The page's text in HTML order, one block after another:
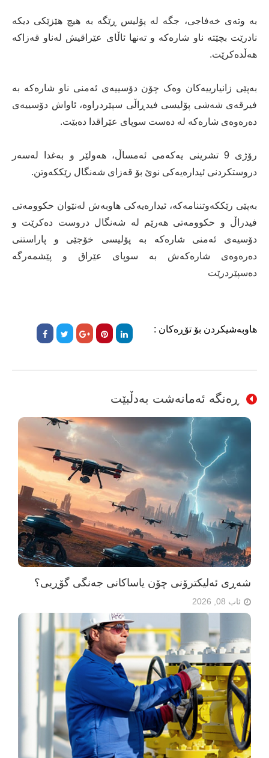
بە وتەی خەفاجی، جگە لە پۆلیس ڕێگە بە هیچ هێزێکی دیکە
نادرێت بچێتە ناو شارەکە و تەنها ئاڵای عێراقیش لەناو قەزاکە
هەڵدەکرێت.
بەپێی زانیارییەکان وەک چۆن دۆسییەی ئەمنی ناو شارەکە بە
فیرقەی شەشی پۆلیسی فیدڕاڵی سپێردراوە، ئاواش دۆسییەی
دەرەوەی شارەکە لە دەست سوپای عێراقدا دەبێت.
رۆژی 9 تشرینی یەکەمی ئەمساڵ، هەولێر و بەغدا لەسەر
دروستکردنی ئیدارەیەکی نوێ بۆ قەزای شەنگال رێککەوتن.
بەپێی رێککەوتننامەکە، ئیدارەیەکی ھاوبەش لەنێوان حکوومەتی
فیدراڵ و حکوومەتی ھەرێم لە شەنگال دروست دەکرێت و
دۆسیەی ئەمنی شارەکە بە پۆلیسی خۆجێی و پاراستنی
دەرەوەی شارەکەش بە سوپای عێراق و پێشمەرگە
دەسپێردرێت
هاوبەشیکردن بۆ تۆڕەکان :
ڕەنگە ئەمانەشت بەدڵبێت
شەڕی ئەلیکترۆنی چۆن یاساکانی جەنگی گۆڕیی؟
ئاب 08, 2026